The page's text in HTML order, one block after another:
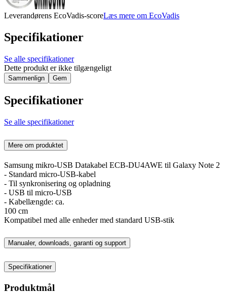
Leverandørens EcoVadis-scoreLæs mere om EcoVadis
Specifikationer
Se alle specifikationer
Dette produkt er ikke tilgængeligt
Sammenlign Gem
Specifikationer
Se alle specifikationer
Mere om produktet
Samsung mikro-USB Datakabel ECB-DU4AWE til Galaxy Note 2
- Standard micro-USB-kabel
- Til synkronisering og opladning
- USB til micro-USB
- Kabellængde: ca.
100 cm
Kompatibel med alle enheder med standard USB-stik
Manualer, downloads, garanti og support
Specifikationer
Produktmål